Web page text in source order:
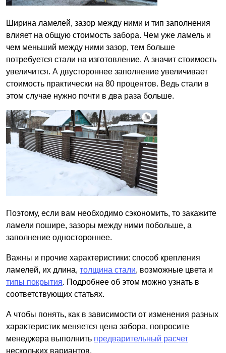
Ширина ламелей, зазор между ними и тип заполнения
влияет на общую стоимость забора. Чем уже ламель и
чем меньший между ними зазор, тем больше
потребуется стали на изготовление. А значит стоимость
увеличится. А двустороннее заполнение увеличивает
стоимость практически на 80 процентов. Ведь стали в
этом случае нужно почти в два раза больше.
Поэтому, если вам необходимо сэкономить, то закажите
ламели пошире, зазоры между ними побольше, а
заполнение одностороннее.
Важны и прочие характеристики: способ крепления
ламелей, их длина, толщина стали, возможные цвета и
типы покрытия. Подробнее об этом можно узнать в
соответствующих статьях.
А чтобы понять, как в зависимости от изменения разных
характеристик меняется цена забора, попросите
менеджера выполнить предварительный расчет
нескольких вариантов.